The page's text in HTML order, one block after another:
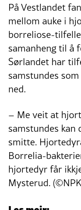
På Vestlandet
mellom auke i
borreliose-
samanheng til å
Sørlandet har
samstundes
ned.
– Me veit at
samstundes kan
smitte.
Borrelia-
hjortedyr får
Mysterud.